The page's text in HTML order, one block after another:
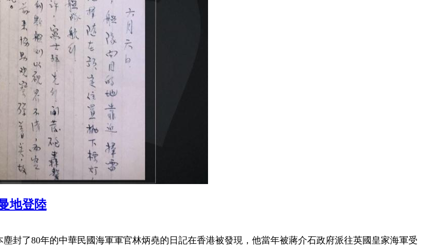
地登陸
封了80年的中華民國海軍軍官林炳堯的日記在香港被發現，他當年被蔣介石政府派往英國皇家海軍受